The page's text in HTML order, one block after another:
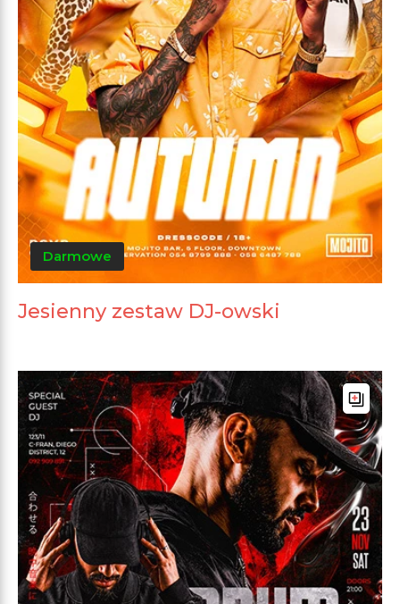
Darmowe
Jesienny zestaw DJ-owski